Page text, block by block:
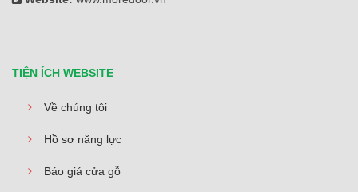
TIỆN ÍCH WEBSITE
Về chúng tôi
Hồ sơ năng lực
Báo giá cửa gỗ